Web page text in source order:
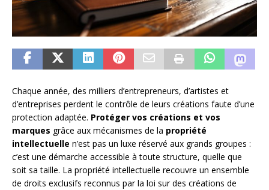
Chaque année, des milliers d’entrepreneurs, d’artistes et
d’entreprises perdent le contrôle de leurs créations faute d’une
protection adaptée. Protéger vos créations et vos
marques grâce aux mécanismes de la propriété
intellectuelle n’est pas un luxe réservé aux grands groupes :
c’est une démarche accessible à toute structure, quelle que
soit sa taille. La propriété intellectuelle recouvre un ensemble
de droits exclusifs reconnus par la loi sur des créations de